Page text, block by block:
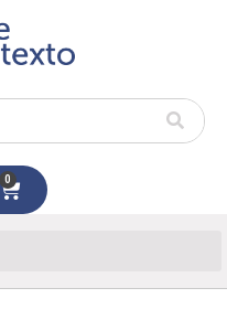
0